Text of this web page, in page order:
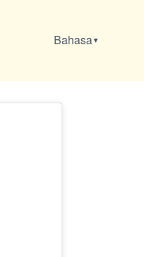
Bahasa▼